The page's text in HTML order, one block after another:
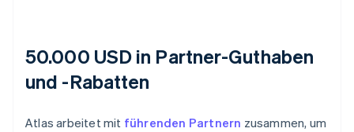
50.000 USD in Partner-Guthaben
und -Rabatten
Atlas arbeitet mit führenden Partnern zusammen, um